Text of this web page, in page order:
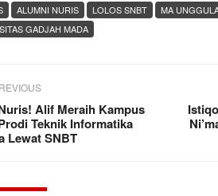
ALUMNI NURIS LOLOS SNBT MA
GADJAH MADA
Alif Meraih Kampus
Teknik Informatika
Lewat SNBT